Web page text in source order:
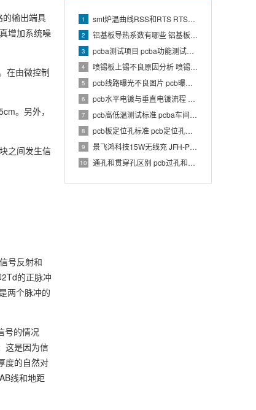
1 smt炉温曲线RSS和RTS RTS炉温曲线
2 铝基板导热系数有哪些 铝基板的导热系数和热阻
3 pcba测试项目 pcba功能测试有哪些项
4 喷锡板上锡不良原因分析 喷锡板不上锡处理
5 pcb线路曝光不良图片 pcb曝光工艺原理
6 pcb水平电镀与垂直电镀流程 pcb电镀工艺介绍
7 pcb高低温测试标准 pcba车间温湿度要求
8 pcb板定位孔标准 pcb定位孔和定位柱要求
9 景飞鸿科技15W无线充 JFH-PWC-TX033 1.0 PCBA 规格书
10 通孔和贯穿孔区别 pcb过孔和通孔区别
的输出端具
增加系统噪
在由微控制
。另外，
之间发生信
号反射和
的正脉冲
两个脉冲的
号的情况
这是因为信
度的自然对
线和地距